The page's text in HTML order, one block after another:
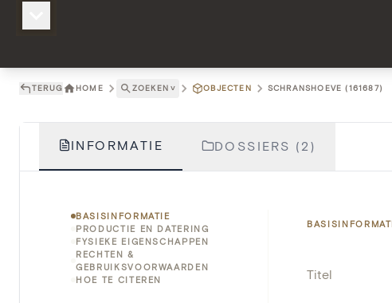
TERUG HOME ZOEKEN ˅ OBJECTEN SCHRANSHOEVE (161687)
INFORMATIE DOSSIERS (2)
BASISINFORMATIE
PRODUCTIE EN DATERING
FYSIEKE EIGENSCHAPPEN
RECHTEN &
GEBRUIKSVOORWAARDEN
HOE TE CITEREN
Titel